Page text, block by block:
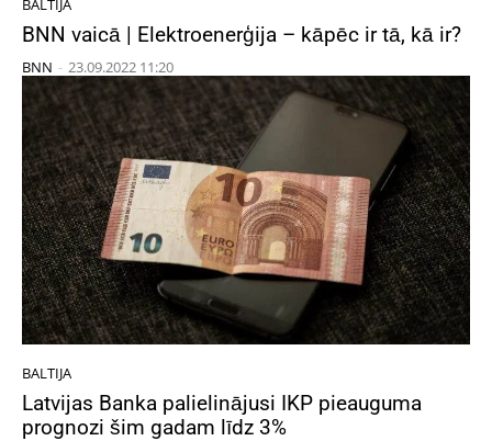
BALTIJA
BNN vaicā | Elektroenerģija – kāpēc ir tā, kā ir?
BNN - 23.09.2022 11:20
BALTIJA
Latvijas Banka palielinājusi IKP pieauguma
prognozi šim gadam līdz 3%